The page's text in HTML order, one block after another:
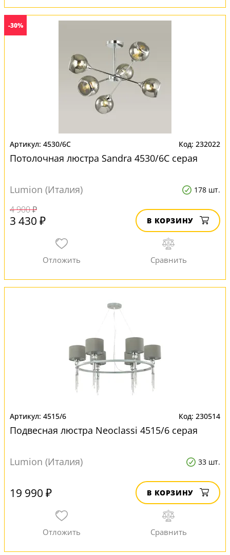
-30%
4530/6C 232022
Потолочная люстра Sandra 4530/6C серая
Lumion (Италия) 178 шт.
4 900 ₽
3 430 ₽ В КОРЗИНУ
4515/6 230514
Подвесная люстра Neoclassi 4515/6 серая
Lumion (Италия) 33 шт.
19 990 ₽ В КОРЗИНУ